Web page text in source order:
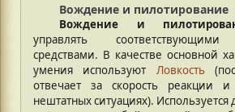
Вождение и пилотирование
Вождение и
управлять соответствующими
средствами. В качестве основной
умения используют Ловкость
отвечает за скорость реакции
нештатных ситуациях). Используется